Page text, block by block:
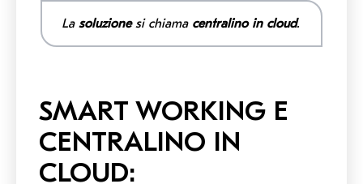
La soluzionesi chiama centralino in cloud.
SMART WORKING E
CENTRALINO IN
CLOUD: